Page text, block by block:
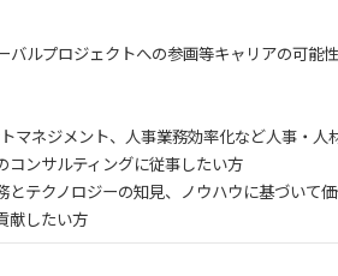
ルプロジェクトへの参画等キャリアの可能性
マネジメント、人事業務効率化など人事・人
コンサルティングに従事したい方
テクノロジーの知見、ノウハウに基づいて
献したい方